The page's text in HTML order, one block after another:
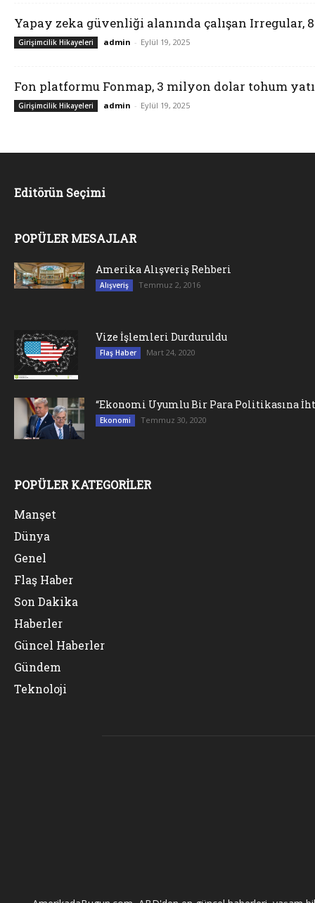
Yapay zeka güvenliği alanında çalışan Irregular,
Girişimcilik Hikayeleri admin - Eylül 19, 2025
Fon platformu Fonmap, 3 milyon dolar tohum
Girişimcilik Hikayeleri admin - Eylül 19, 2025
Editörün Seçimi
POPÜLER MESAJLAR
Amerika Alışveriş Rehberi
Alışveriş Temmuz 2, 2016
Vize İşlemleri Durduruldu
Flaş Haber Mart 24, 2020
“Ekonomi Uyumlu Bir Para Politikasına
Ekonomi Temmuz 30, 2020
POPÜLER KATEGORİLER
Manşet
Dünya
Genel
Flaş Haber
Son Dakika
Haberler
Güncel Haberler
Gündem
Teknoloji